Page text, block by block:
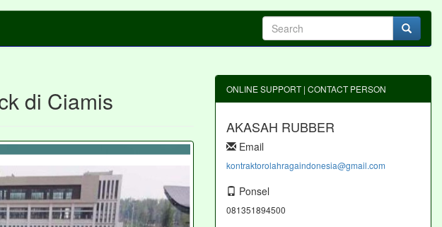
di Ciamis ONLINE SUPPORT | CONTACT PERSON
AKASAH RUBBER
Email
kontraktorolahragaindonesia@gmail.com
Ponsel
081351894500